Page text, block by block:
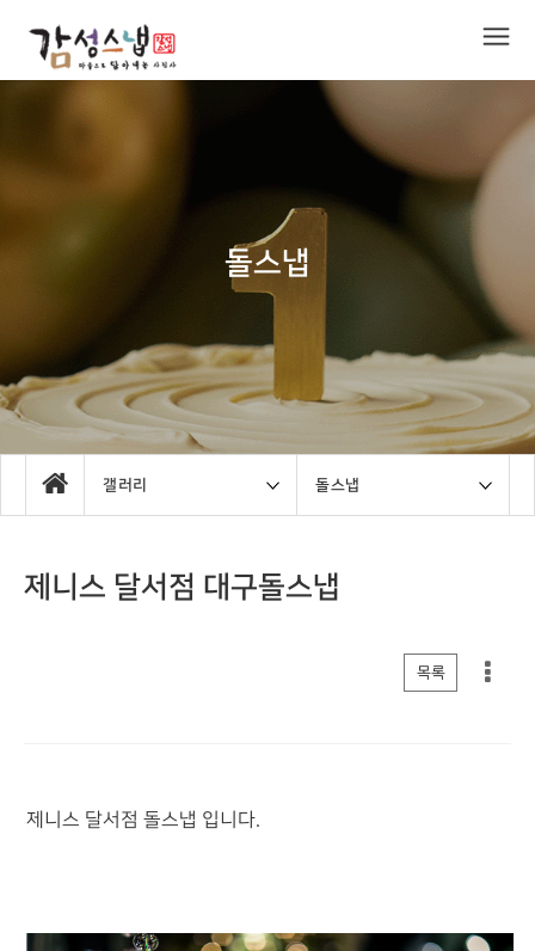
돌스냅
갤러리 돌스냅
제니스 달서점 대구돌스냅
목록
제니스 달서점 돌스냅 입니다.